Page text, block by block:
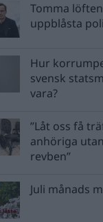
Tomma
uppblåsta
Hur
svensk
vara?
”Låt oss få
anhöriga
revben”
Juli månads